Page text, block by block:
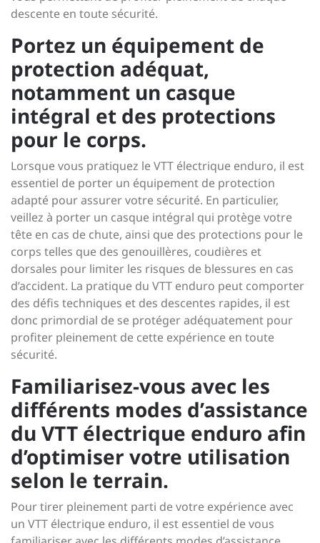
descente en toute sécurité.
Portez un équipement de
protection adéquat,
notamment un casque
intégral et des protections
pour le corps.
Lorsque vous pratiquez le VTT électrique enduro, il est
essentiel de porter un équipement de protection
adapté pour assurer votre sécurité. En particulier,
veillez à porter un casque intégral qui protège votre
tête en cas de chute, ainsi que des protections pour le
corps telles que des genouillères, coudières et
dorsales pour limiter les risques de blessures en cas
d’accident. La pratique du VTT enduro peut comporter
des défis techniques et des descentes rapides, il est
donc primordial de se protéger adéquatement pour
profiter pleinement de cette expérience en toute
sécurité.
Familiarisez-vous avec les
différents modes d’assistance
du VTT électrique enduro afin
d’optimiser votre utilisation
selon le terrain.
Pour tirer pleinement parti de votre expérience avec
un VTT électrique enduro, il est essentiel de vous